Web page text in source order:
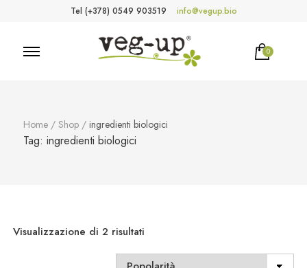
Tel (+378) 0549 903519 info@vegup.bio
0
Home / Shop / ingredienti biologici
Tag: ingredienti biologici
Visualizzazione di 2 risultati